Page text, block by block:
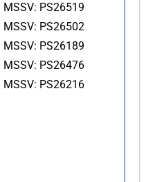
MSSV: PS26519
MSSV: PS26502
MSSV: PS26189
MSSV: PS26476
MSSV: PS26216